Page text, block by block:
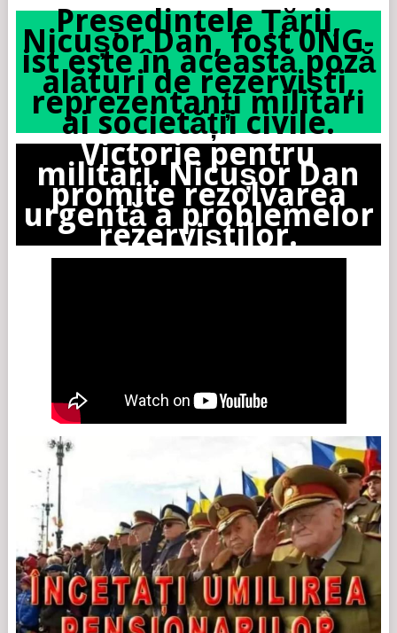
Președintele Țării,
Nicușor Dan, fost 0NG-
ist este în această poză
alături de rezerviști,
reprezentanți militari
ai societății civile.
Victorie pentru
militari. Nicușor Dan
promite rezolvarea
urgentă a problemelor
rezerviștilor.